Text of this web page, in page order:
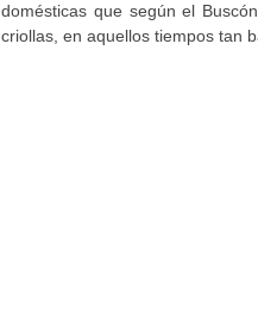
domésticas que según el
criollas, en aquellos tiempos tan